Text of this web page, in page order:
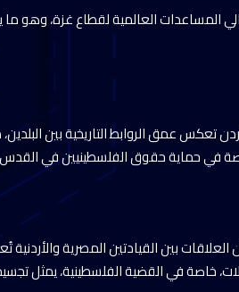
مصر قدمت نحو 85% من إجمالي المساعدات العالمية
تعكس عمق الروابط التاريخية بين
في حماية حقوق الفلسطينيين في
بين القيادتين المصرية
خاصة في القضية الفلسطينية، يمثل